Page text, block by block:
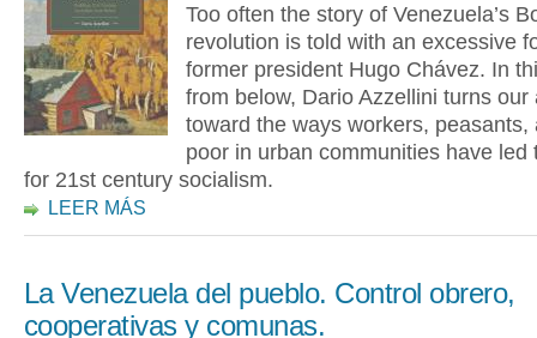
Too often the story of Venezuela’s
revolution is told with an excessive
former president Hugo Chávez. In
from below, Dario Azzellini turns our
toward the ways workers, peasants,
poor in urban communities have led
for 21st century socialism.
LEER MÁS
La Venezuela del pueblo. Control obrero,
cooperativas y comunas.